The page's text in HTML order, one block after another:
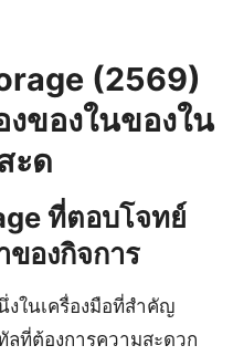
(2569)
ของในของใน
ะด
ที่ตอบโจทย์
ของกิจการ
งในเครื่องมือที่สำคัญ
ลที่ต้องการความสะดวก